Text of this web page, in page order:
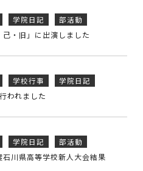
学院日記 部活動
・旧」に出演しました
学校行事 学院日記
われました
学院日記 部活動
川県高等学校新人大会結果